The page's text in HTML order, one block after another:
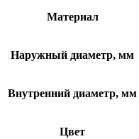
Материал
Наружный диаметр, мм
Внутренний диаметр, мм
Цвет